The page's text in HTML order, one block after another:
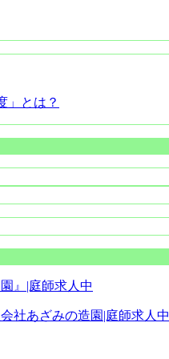
」とは？
社あざみの造園|庭師求人中